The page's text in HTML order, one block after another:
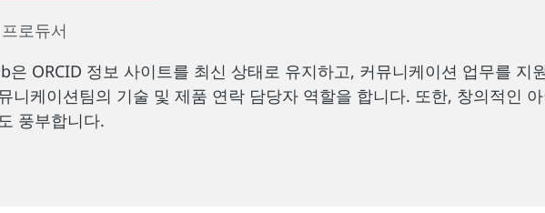
로듀서
은 ORCID 정보 사이트를 최신 상태로 유지하고, 커뮤니케이션 업무를 지
니케이션팀의 기술 및 제품 연락 담당자 역할을 합니다. 또한, 창의적인
풍부합니다.